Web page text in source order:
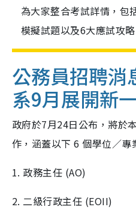
為大家整合考試詳情，包
模擬試題以及6大應試攻略
公務員招聘消
系9月展開新
政府於7月24日公布，將於
作，涵蓋以下 6 個學位／專
1. 政務主任 (AO)
2. 二級行政主任 (EOII)